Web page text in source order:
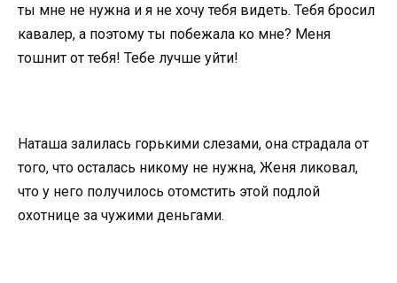
ты мне не нужна и я не хочу тебя видеть. Тебя бросил
кавалер, а поэтому ты побежала ко мне? Меня
тошнит от тебя! Тебе лучше уйти!
Наташа залилась горькими слезами, она страдала от
того, что осталась никому не нужна, Женя ликовал,
что у него получилось отомстить этой подлой
охотнице за чужими деньгами.